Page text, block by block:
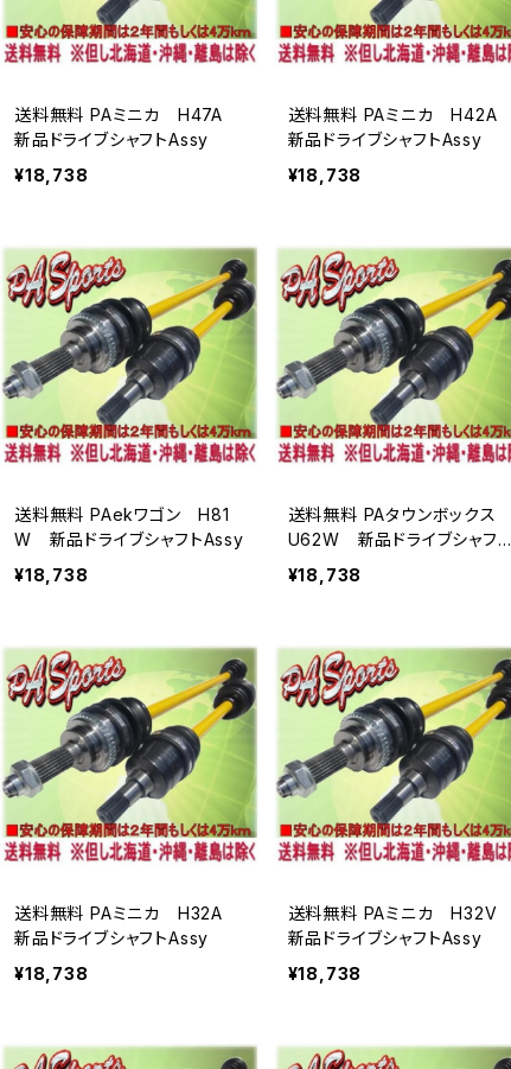
送料無料 PAミニカ H47A
新品ドライブシャフトAssy
¥18,738
送料無料 PAミニカ H42A
新品ドライブシャフトAssy
¥18,738
送料無料 PAekワゴン H81
W 新品ドライブシャフトAssy
¥18,738
送料無料 PAタウンボックス
U62W 新品ドライブシャフト
Assy
¥18,738
送料無料 PAミニカ H32A
新品ドライブシャフトAssy
¥18,738
送料無料 PAミニカ H32V
新品ドライブシャフトAssy
¥18,738